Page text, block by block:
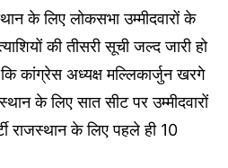
के लिए लोकसभा उम्मीदवारों के
की तीसरी सूची जल्द जारी हो
कांग्रेस अध्यक्ष मल्लिकार्जुन खरगे
के लिए सात सीट पर उम्मीदवारों
राजस्थान के लिए पहले ही 10